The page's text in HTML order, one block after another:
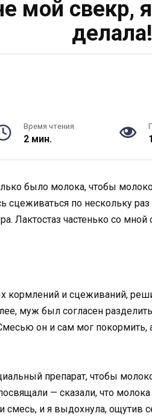
мой свекр,
делала!
Время чтения
2 мин.
было молока, чтобы
сцеживаться по нескольку раз
Лактостаз частенько со мной
кормлений и сцеживаний,
муж был согласен
он и сам мог покормить,
препарат, чтобы
— сказали, что
смесь, и я выдохнула, ощутив